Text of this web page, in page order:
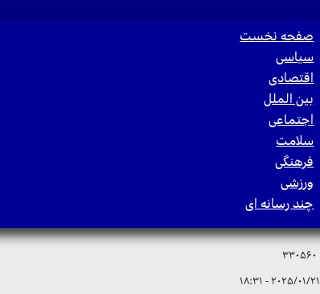
صفحه نخست
سیاسی
اقتصادی
بین الملل
اجتماعی
سلامت
فرهنگی
ورزشی
چند رسانه ای
330560
2025/01/21 - 18:31